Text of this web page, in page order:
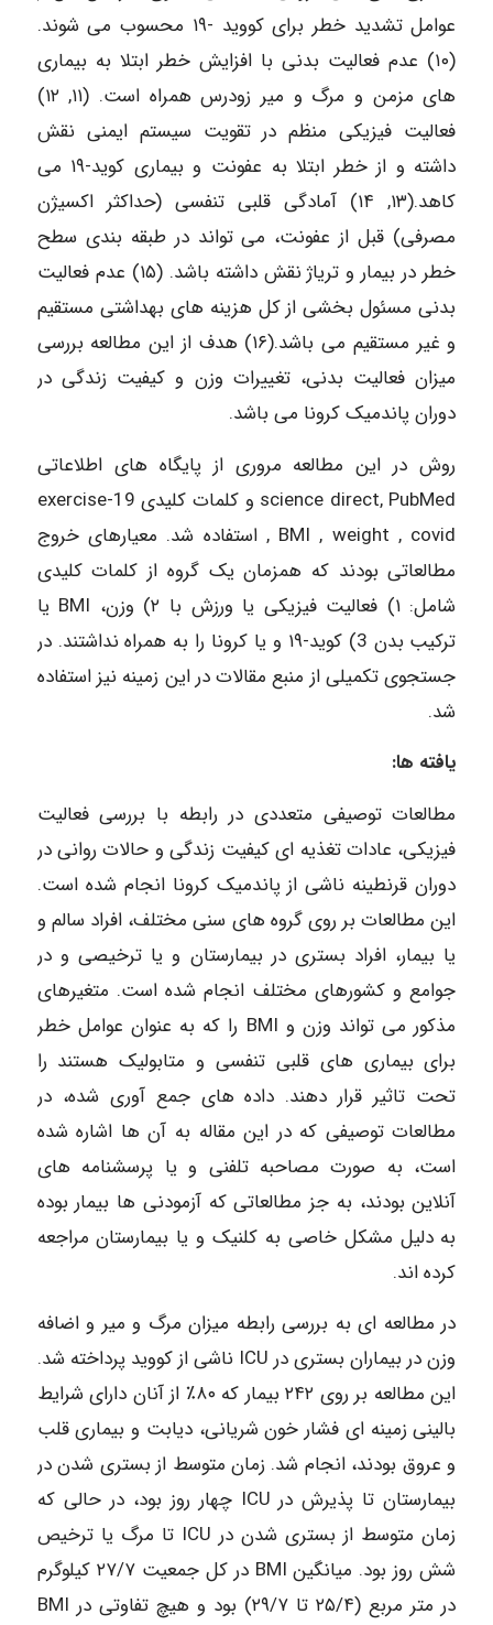
عوامل تشدید خطر برای کووید -۱۹ محسوب می شوند.
(۱۰) عدم فعالیت بدنی با افزایش خطر ابتلا به بیماری
های مزمن و مرگ و میر زودرس همراه است. (۱۱, ۱۲)
فعالیت فیزیکی منظم در تقویت سیستم ایمنی نقش
داشته و از خطر ابتلا به عفونت و بیماری کوید-۱۹ می
کاهد.(۱۳, ۱۴) آمادگی قلبی تنفسی (حداکثر اکسیژن
مصرفی) قبل از عفونت، می تواند در طبقه بندی سطح
خطر در بیمار و تریاژ نقش داشته باشد. (۱۵) عدم فعالیت
بدنی مسئول بخشی از کل هزینه های بهداشتی مستقیم
و غیر مستقیم می باشد.(۱۶) هدف از این مطالعه بررسی
میزان فعالیت بدنی، تغییرات وزن و کیفیت زندگی در
دوران پاندمیک کرونا می باشد.
روش در این مطالعه مروری از پایگاه های اطلاعاتی
science direct, PubMed و کلمات کلیدی 19-exercise
, BMI , weight , covid استفاده شد. معیارهای خروج
مطالعاتی بودند که همزمان یک گروه از کلمات کلیدی
شامل: ۱) فعالیت فیزیکی یا ورزش با ۲) وزن، BMI یا
ترکیب بدن 3) کوید-۱۹ و یا کرونا را به همراه نداشتند. در
جستجوی تکمیلی از منبع مقالات در این زمینه نیز استفاده
شد.
یافته ها:
مطالعات توصیفی متعددی در رابطه با بررسی فعالیت
فیزیکی، عادات تغذیه ای کیفیت زندگی و حالات روانی در
دوران قرنطینه ناشی از پاندمیک کرونا انجام شده است.
این مطالعات بر روی گروه های سنی مختلف، افراد سالم و
یا بیمار، افراد بستری در بیمارستان و یا ترخیصی و در
جوامع و کشورهای مختلف انجام شده است. متغیرهای
مذکور می تواند وزن و BMI را که به عنوان عوامل خطر
برای بیماری های قلبی تنفسی و متابولیک هستند را
تحت تاثیر قرار دهند. داده های جمع آوری شده، در
مطالعات توصیفی که در این مقاله به آن ها اشاره شده
است، به صورت مصاحبه تلفنی و یا پرسشنامه های
آنلاین بودند، به جز مطالعاتی که آزمودنی ها بیمار بوده
به دلیل مشکل خاصی به کلنیک و یا بیمارستان مراجعه
کرده اند.
در مطالعه ای به بررسی رابطه میزان مرگ و میر و اضافه
وزن در بیماران بستری در ICU ناشی از کووید پرداخته شد.
این مطالعه بر روی ۲۴۲ بیمار که ۸۰٪ از آنان دارای شرایط
بالینی زمینه ای فشار خون شریانی، دیابت و بیماری قلب
و عروق بودند، انجام شد. زمان متوسط از بستری شدن در
بیمارستان تا پذیرش در ICU چهار روز بود، در حالی که
زمان متوسط از بستری شدن در ICU تا مرگ یا ترخیص
شش روز بود. میانگین BMI در کل جمعیت ۲۷/۷ کیلوگرم
در متر مربع (۲۵/۴ تا ۲۹/۷) بود و هیچ تفاوتی در BMI